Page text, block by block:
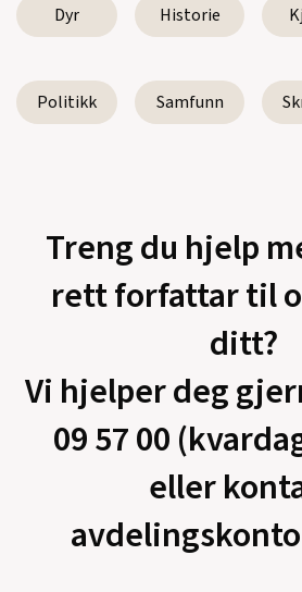
Dyr Historie
Politikk Samfunn
Treng du hjelp
rett forfattar til
ditt?
Vi hjelper deg
09 57 00
eller